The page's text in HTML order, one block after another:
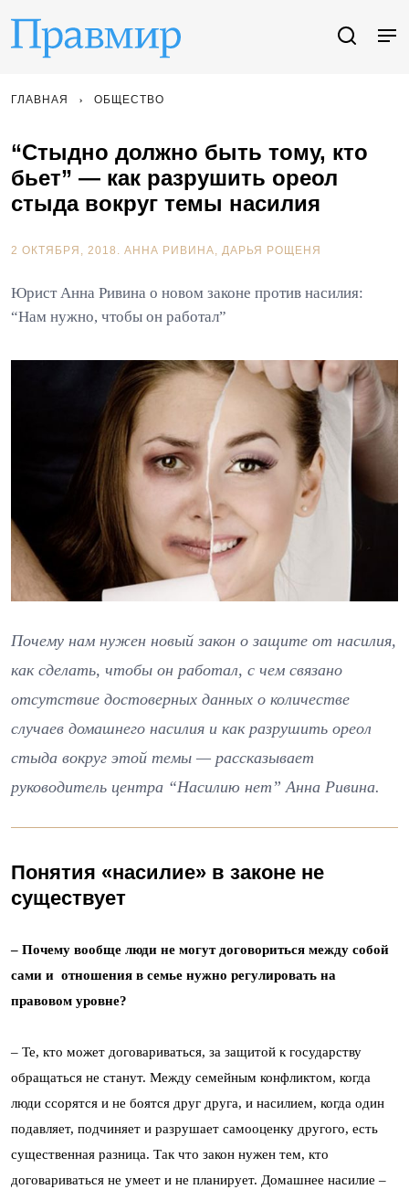
ГЛАВНАЯ ОБЩЕСТВО
“Стыдно должно быть тому, кто
бьет” — как разрушить ореол
стыда вокруг темы насилия
2 ОКТЯБРЯ, 2018. АННА РИВИНА ДАРЬЯ РОЩЕНЯ
Юрист Анна Ривина о новом законе против насилия:
“Нам нужно, чтобы он работал”
Почему нам нужен новый закон о защите от насилия,
как сделать, чтобы он работал, с чем связано
отсутствие достоверных данных о количестве
случаев домашнего насилия и как разрушить ореол
стыда вокруг этой темы — рассказывает
руководитель центра “Насилию нет” Анна Ривина.
Понятия «насилие» в законе не
существует
– Почему вообще люди не могут договориться между собой
сами и отношения в семье нужно регулировать на
правовом уровне?
– Те, кто может договариваться, за защитой к государству
обращаться не станут. Между семейным конфликтом, когда
люди ссорятся и не боятся друг друга, и насилием, когда один
подавляет, подчиняет и разрушает самооценку другого, есть
существенная разница. Так что закон нужен тем, кто
договариваться не умеет и не планирует. Домашнее насилие –